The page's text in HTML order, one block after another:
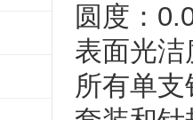
圆度：
表面光洁
所有单